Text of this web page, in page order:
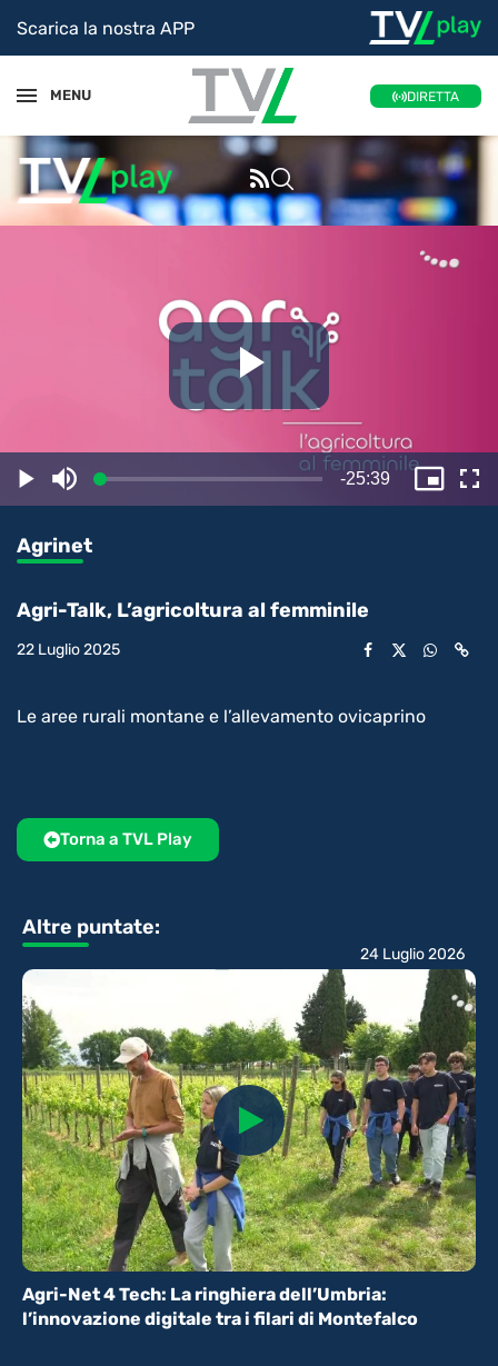
Scarica la nostra APP
MENU DIRETTA
il
PlayDisattiva
l’audio
Caricato:
0.25%
Tempo
-25:39
in-
Agrinet
Agri-Talk, L’agricoltura al femminile
22 Luglio 2025
Le aree rurali montane e l’allevamento ovicaprino
Torna a TVL Play
Altre puntate:
Agri-Net 4 Tech: La ringhiera dell’Umbria:
l’innovazione digitale tra i filari di Montefalco
24 Luglio 2026